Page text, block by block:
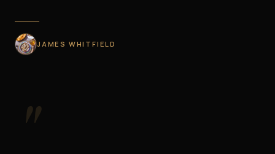
JAMES WHITFIELD